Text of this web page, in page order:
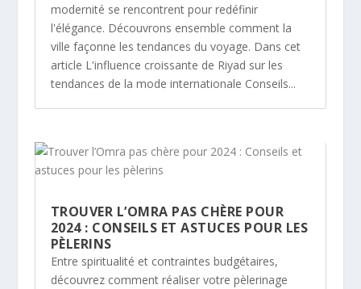
modernité se rencontrent pour redéfinir
l'élégance. Découvrons ensemble comment la
ville façonne les tendances du voyage. Dans cet
article L'influence croissante de Riyad sur les
tendances de la mode internationale Conseils...
TROUVER L’OMRA PAS CHÈRE POUR
2024 : CONSEILS ET ASTUCES POUR LES
PÈLERINS
Entre spiritualité et contraintes budgétaires,
découvrez comment réaliser votre pèlerinage